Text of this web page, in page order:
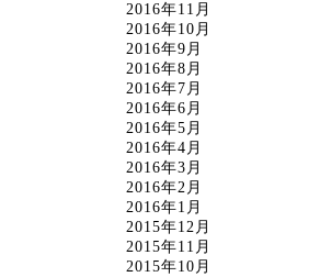
2016年11月
2016年10月
2016年9月
2016年8月
2016年7月
2016年6月
2016年5月
2016年4月
2016年3月
2016年2月
2016年1月
2015年12月
2015年11月
2015年10月